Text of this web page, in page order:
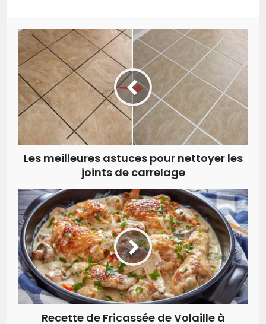
Les meilleures astuces pour nettoyer les
joints de carrelage
Recette de Fricassée de Volaille à